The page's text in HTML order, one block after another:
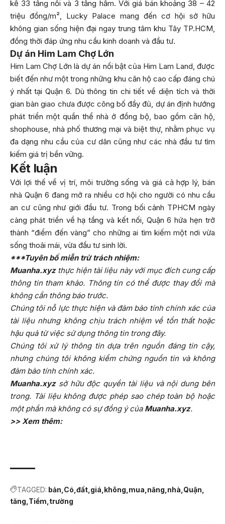
kế 33 tầng nổi và 3 tầng hầm. Với giá bán khoảng 38 – 42
triệu đồng/m², Lucky Palace mang đến cơ hội sở hữu
không gian sống hiện đại ngay trung tâm khu Tây TP.HCM,
đồng thời đáp ứng nhu cầu kinh doanh và đầu tư.
Dự án Him Lam Chợ Lớn
Him Lam Chợ Lớn là dự án nổi bật của Him Lam Land, được
biết đến như một trong những khu căn hộ cao cấp đáng chú
ý nhất tại Quận 6. Dù thông tin chi tiết về diện tích và thời
gian bàn giao chưa được công bố đầy đủ, dự án định hướng
phát triển một quần thể nhà ở đồng bộ, bao gồm căn hộ,
shophouse, nhà phố thương mại và biệt thự, nhằm phục vụ
đa dạng nhu cầu của cư dân cũng như các nhà đầu tư tìm
kiếm giá trị bền vững.
Kết luận
Với lợi thế về vị trí, môi trường sống và giá cả hợp lý, bán
nhà Quận 6 đang mở ra nhiều cơ hội cho người có nhu cầu
an cư cũng như giới đầu tư. Trong bối cảnh TPHCM ngày
càng phát triển về hạ tầng và kết nối, Quận 6 hứa hẹn trở
thành “điểm đến vàng” cho những ai tìm kiếm một nơi vừa
sống thoải mái, vừa đầu tư sinh lời.
***Tuyên bố miễn trừ trách nhiệm:
Muanha.xyzthực hiện tài liệu này với mục đích cung cấp
thông tin tham khảo. Thông tin có thể được thay đổi mà
không cần thông báo trước.
Chúng tôi nỗ lực thực hiện và đảm bảo tính chính xác của
tài liệu nhưng không chịu trách nhiệm về tổn thất hoặc
hậu quả từ việc sử dụng thông tin trong đây.
Chúng tôi xử lý thông tin dựa trên nguồn đáng tin cậy,
nhưng chúng tôi không kiểm chứng nguồn tin và không
đảm bảo tính chính xác.
Muanha.xyzsở hữu độc quyền tài liệu và nội dung bên
trong. Tài liệu không được phép sao chép toàn bộ hoặc
một phần mà không có sự đồng ý của Muanha.xyz.
>> Xem thêm:
TAGGED: bản Có đất giá không mua năng nhà Quận
tăng Tiềm trường